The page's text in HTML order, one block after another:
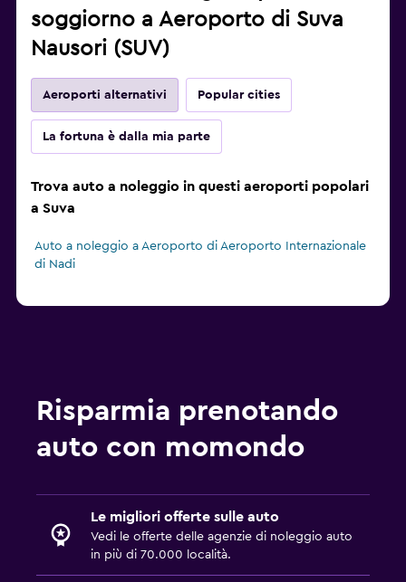
soggiorno a Aeroporto di Suva
Nausori (SUV)
Aeroporti alternativi Popular cities
La fortuna è dalla mia parte
Trova auto a noleggio in questi aeroporti popolari
a Suva
Auto a noleggio a Aeroporto di Aeroporto Internazionale
di Nadi
Risparmia prenotando
auto con momondo
Le migliori offerte sulle auto
Vedi le offerte delle agenzie di noleggio auto
in più di 70.000 località.